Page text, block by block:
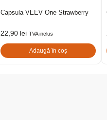
Capsula VEEV One Strawberry
22,90 lei TVA inclus
Adaugă în coș